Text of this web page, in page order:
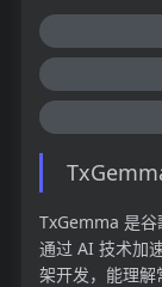
TxGemma 是谷
通过 AI 技术加
架开发，能理